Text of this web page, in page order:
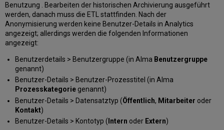
Benutzung . Bearbeiten der historischen Archivierung ausgeführt
werden, danach muss die ETL stattfinden. Nach der
Anonymisierung werden keine Benutzer-Details in Analytics
angezeigt; allerdings werden die folgenden Informationen
angezeigt:
Benutzerdetails > Benutzergruppe (in Alma Benutzergruppe
genannt)
Benutzer-Details > Benutzer-Prozesstitel (in Alma
Prozesskategoriegenannt)
Benutzer-Details > Datensatztyp (Öffentlich, Mitarbeiter oder
Kontakt)
Benutzer-Details > Kontotyp ( Intern oder Extern)